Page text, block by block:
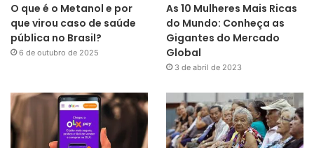
O que é o Metanol e por
que virou caso de saúde
pública no Brasil?
6 de outubro de 2025
As 10 Mulheres Mais Ricas
do Mundo: Conheça as
Gigantes do Mercado
Global
3 de abril de 2023